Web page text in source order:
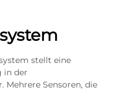
stellt eine
in der
Mehrere Sensoren, die